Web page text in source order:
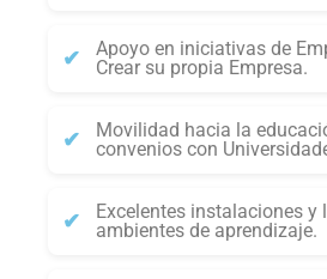
Apoyo en iniciativas de
Crear su propia Empresa.
Movilidad hacia la
convenios con
Excelentes instalaciones y
ambientes de aprendizaje.